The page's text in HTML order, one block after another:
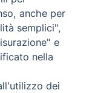
anche per
semplici",
e
nella
dei